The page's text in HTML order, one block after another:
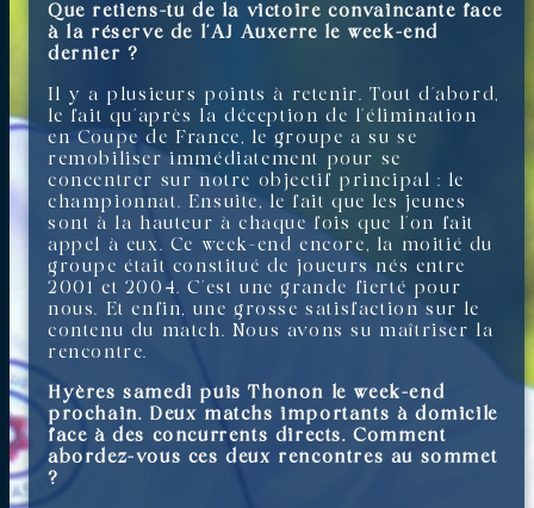
Que retiens-tu de la victoire convaincante face
à la réserve de l’AJ Auxerre le week-end
dernier ?
Il y a plusieurs points à retenir. Tout d’abord,
le fait qu’après la déception de l’élimination
en Coupe de France, le groupe a su se
remobiliser immédiatement pour se
concentrer sur notre objectif principal : le
championnat. Ensuite, le fait que les jeunes
sont à la hauteur à chaque fois que l’on fait
appel à eux. Ce week-end encore, la moitié du
groupe était constitué de joueurs nés entre
2001 et 2004. C’est une grande fierté pour
nous. Et enfin, une grosse satisfaction sur le
contenu du match. Nous avons su maîtriser la
rencontre.
Hyères samedi puis Thonon le week-end
prochain. Deux matchs importants à domicile
face à des concurrents directs. Comment
abordez-vous ces deux rencontres au sommet
?